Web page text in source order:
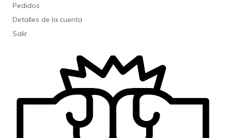
Pedidos
Detalles de la cuenta
Salir